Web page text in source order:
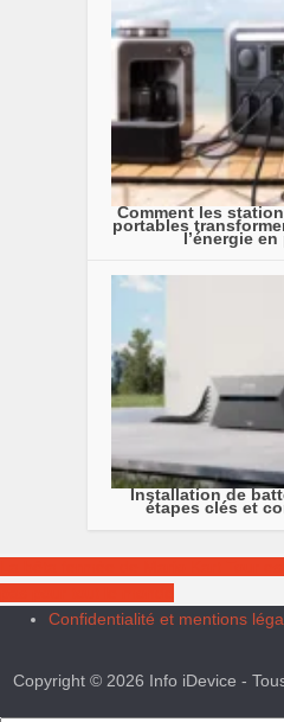
Comment les
portables
l’énergie
Installation de
étapes clés et
Confidentialité et mentions
Copyright © 2026 Info iDevice -